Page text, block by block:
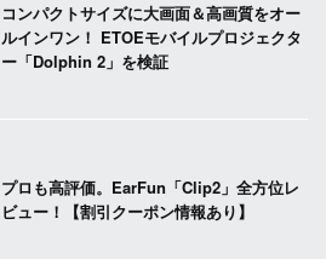
コンパクトサイズに大画面＆高画質をオー
ルインワン！ ETOEモバイルプロジェクタ
ー「Dolphin 2」を検証
プロも高評価。EarFun「Clip2」全方位レ
ビュー！【割引クーポン情報あり】